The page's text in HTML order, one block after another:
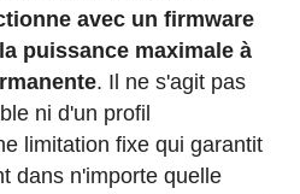
avec un firmware
puissance maximale à
. Il ne s'agit pas
ni d'un profil
limitation fixe qui garantit
dans n'importe quelle